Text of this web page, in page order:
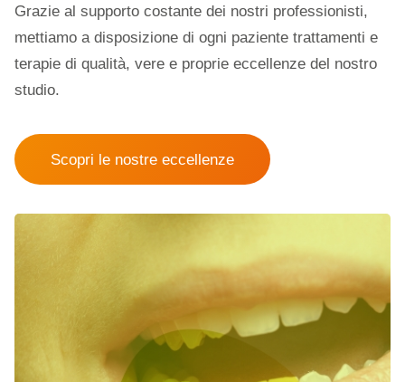
Grazie al supporto costante dei nostri professionisti,
mettiamo a disposizione di ogni paziente trattamenti e
terapie di qualità, vere e proprie eccellenze del nostro
studio.
Scopri le nostre eccellenze
La parodontite è un’infezione batterica che
colpisce i tessuti di sostegno del dente, li
rende più fragili e, nei casi più gravi, porta
alla perdita dell’elemento dentario. Grazie